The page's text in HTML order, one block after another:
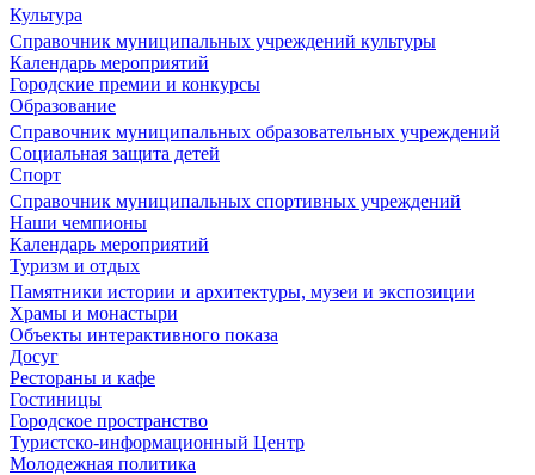
Культура
Справочник муниципальных учреждений культуры
Календарь мероприятий
Городские премии и конкурсы
Образование
Справочник муниципальных образовательных учреждений
Социальная защита детей
Спорт
Справочник муниципальных спортивных учреждений
Наши чемпионы
Календарь мероприятий
Туризм и отдых
Памятники истории и архитектуры, музеи и экспозиции
Храмы и монастыри
Объекты интерактивного показа
Досуг
Рестораны и кафе
Гостиницы
Городское пространство
Туристско-информационный Центр
Молодежная политика